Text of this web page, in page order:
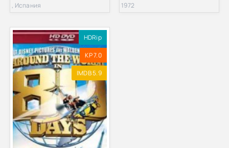
, Испания 1972
HDRip
KP 7.0
IMDB 5.9